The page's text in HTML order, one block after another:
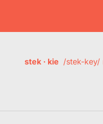
stek · kie /stek-key/